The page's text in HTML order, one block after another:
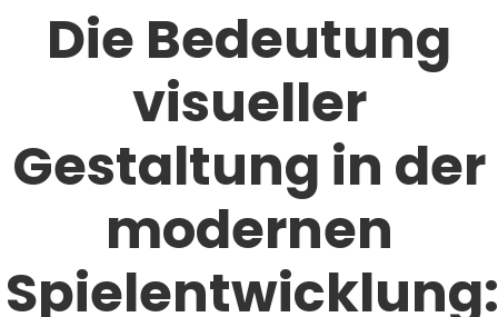
Die Bedeutung
visueller
Gestaltung in der
modernen
Spielentwicklung: